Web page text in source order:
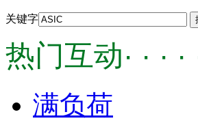
关键字
热门互动· · · ·
满负荷